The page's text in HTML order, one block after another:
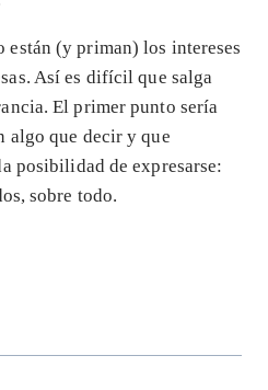
están (y priman) los intereses
Así es difícil que salga
El primer punto sería
algo que decir y que
posibilidad de expresarse:
sobre todo.